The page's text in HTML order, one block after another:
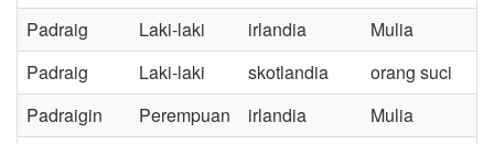
Padraig
Laki-laki irlandia
Mulia
Padraig
Laki-laki skotlandia
orang suci
Padraigin
Perempuan irlandia
Mulia